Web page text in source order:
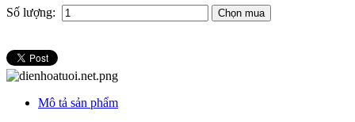
Số lượng:
Mô tả sản phẩm